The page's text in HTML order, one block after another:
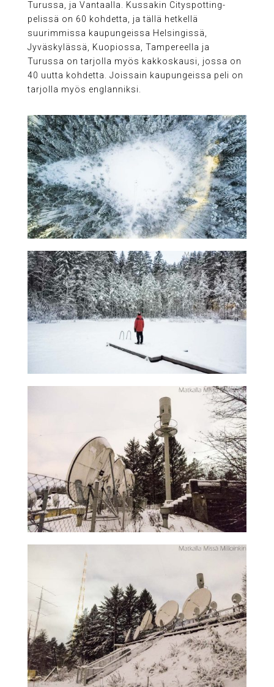
Turussa, ja Vantaalla. Kussakin Cityspotting-
pelissä on 60 kohdetta, ja tällä hetkellä
suurimmissa kaupungeissa Helsingissä,
Jyväskylässä, Kuopiossa, Tampereella ja
Turussa on tarjolla myös kakkoskausi, jossa on
40 uutta kohdetta. Joissain kaupungeissa peli on
tarjolla myös englanniksi.